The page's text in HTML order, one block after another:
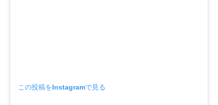
この投稿をInstagramで見る